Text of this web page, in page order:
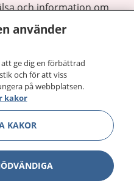
och information om
du kan kontakta.
och göra dina
1177 för
runt.
bättre.
Visa
använder
ge dig en förbättrad
och för att viss
på webbplatsen.
kakor
KAKOR